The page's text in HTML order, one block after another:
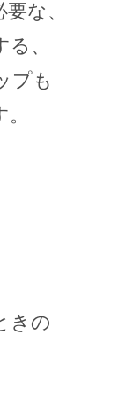
な、
、
プも
きの